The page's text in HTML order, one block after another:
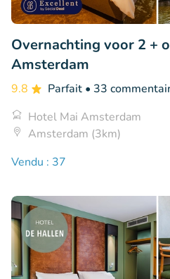
Overnachting voor 2 +
Amsterdam
9.8 Parfait • 33
Hotel Mai Amsterdam
Amsterdam (3km)
Vendu : 37